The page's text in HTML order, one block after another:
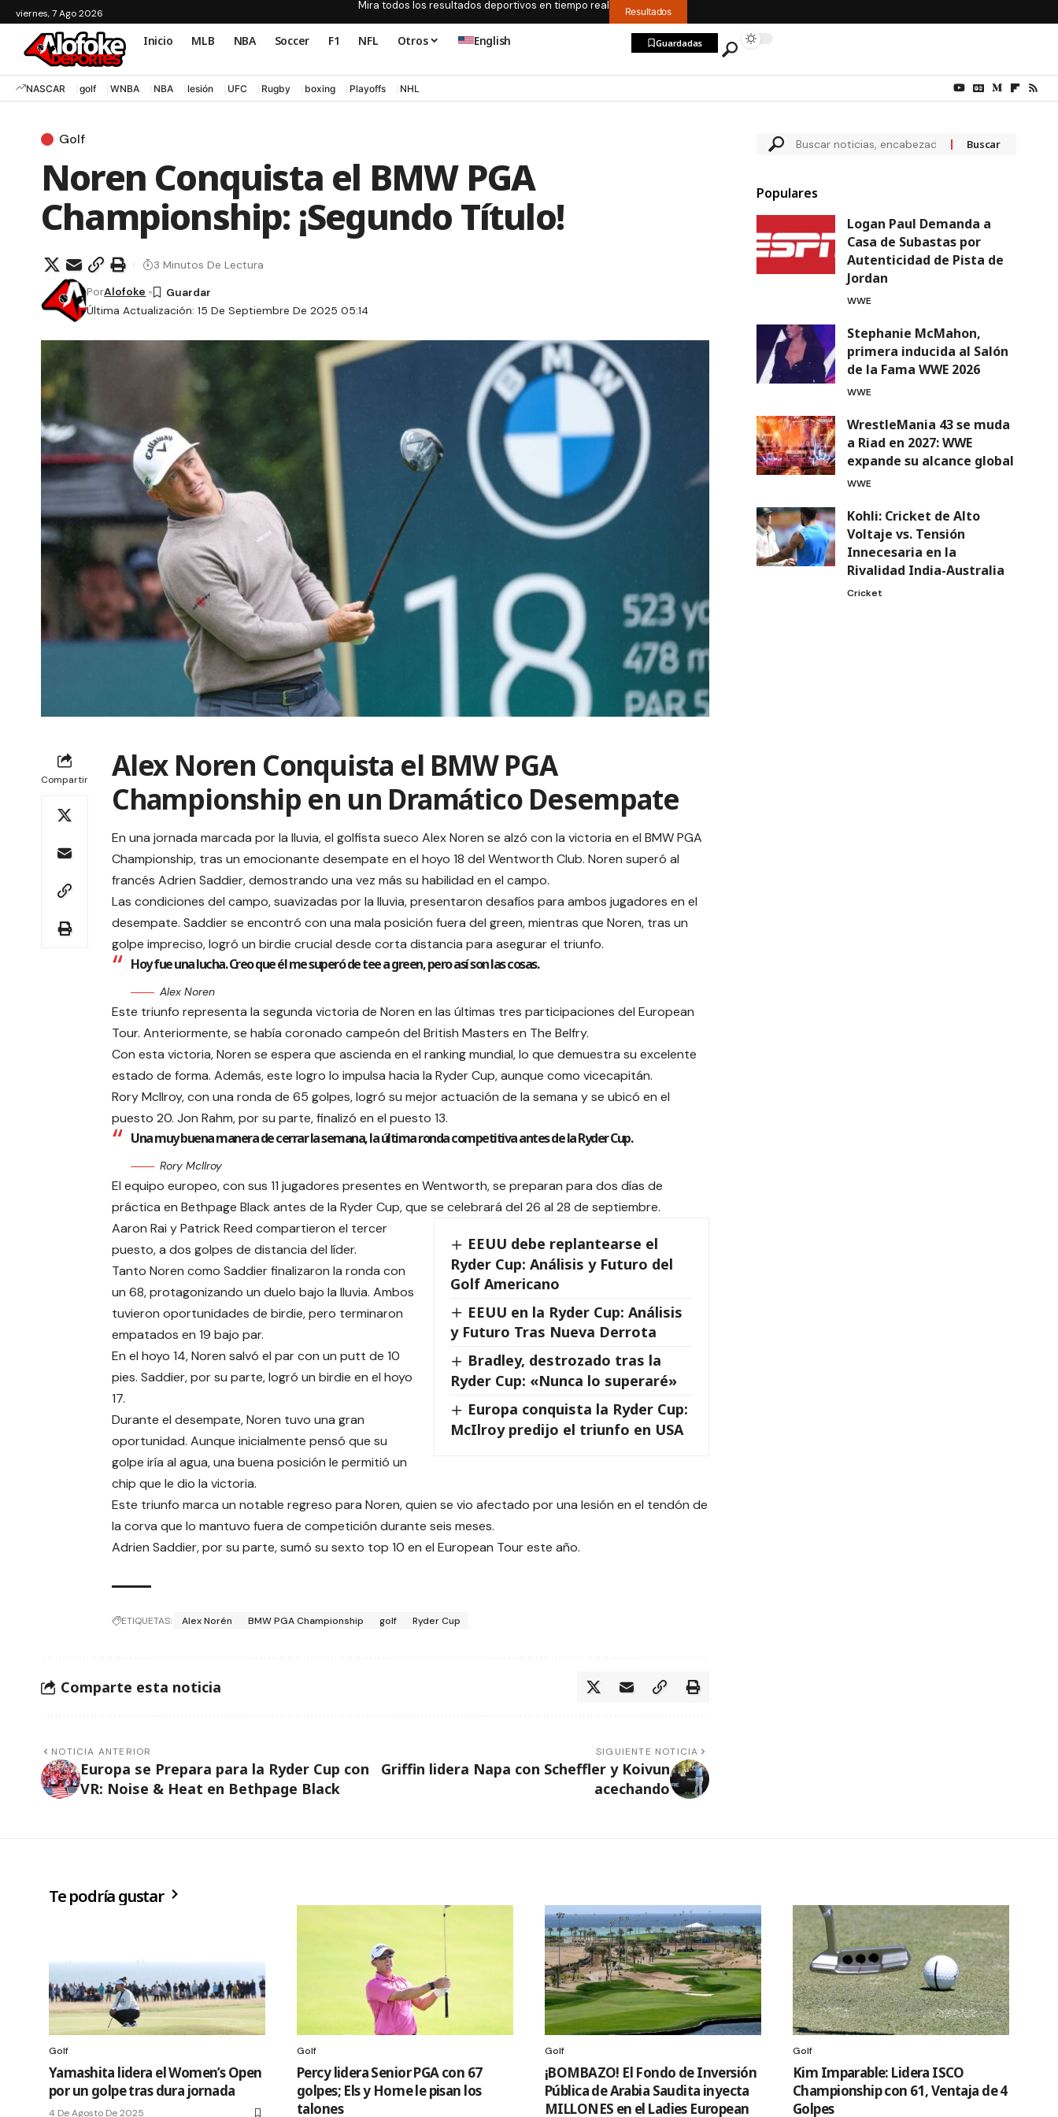
viernes, 7 Ago 2026
Mira todos los resultados deportivos en tiempo real Resultados
Inicio MLB NBA Soccer F1 NFL Otros English Guardadas
NASCAR golf WNBA NBA lesión UFC Rugby boxing Playoffs NHL
Golf
Noren Conquista el BMW PGA
Championship: ¡Segundo Título!
Última Actualización: 15 De Septiembre De 2025 05:14
PorAlofoke
3 Minutos De Lectura
Compartir
Alex Noren Conquista el BMW PGA
Championship en un Dramático Desempate
En una jornada marcada por la lluvia, el golfista sueco Alex Noren se alzó con la victoria en el BMW PGA
Championship, tras un emocionante desempate en el hoyo 18 del Wentworth Club. Noren superó al
francés Adrien Saddier, demostrando una vez más su habilidad en el campo.
Las condiciones del campo, suavizadas por la lluvia, presentaron desafíos para ambos jugadores en el
desempate. Saddier se encontró con una mala posición fuera del green, mientras que Noren, tras un
golpe impreciso, logró un birdie crucial desde corta distancia para asegurar el triunfo.
Hoy fue una lucha. Creo que él me superó de tee a green, pero así son las cosas.
Alex Noren
Este triunfo representa la segunda victoria de Noren en las últimas tres participaciones del European
Tour. Anteriormente, se había coronado campeón del British Masters en The Belfry.
Con esta victoria, Noren se espera que ascienda en el ranking mundial, lo que demuestra su excelente
estado de forma. Además, este logro lo impulsa hacia la Ryder Cup, aunque como vicecapitán.
Rory McIlroy, con una ronda de 65 golpes, logró su mejor actuación de la semana y se ubicó en el
puesto 20. Jon Rahm, por su parte, finalizó en el puesto 13.
Una muy buena manera de cerrar la semana, la última ronda competitiva antes de la Ryder Cup.
Rory McIlroy
El equipo europeo, con sus 11 jugadores presentes en Wentworth, se preparan para dos días de
práctica en Bethpage Black antes de la Ryder Cup, que se celebrará del 26 al 28 de septiembre.
EEUU debe replantearse el
Ryder Cup: Análisis y Futuro del
Golf Americano
EEUU en la Ryder Cup: Análisis
y Futuro Tras Nueva Derrota
Bradley, destrozado tras la
Ryder Cup: «Nunca lo superaré»
Europa conquista la Ryder Cup:
McIlroy predijo el triunfo en USA
Aaron Rai y Patrick Reed compartieron el tercer
puesto, a dos golpes de distancia del líder.
Tanto Noren como Saddier finalizaron la ronda con
un 68, protagonizando un duelo bajo la lluvia. Ambos
tuvieron oportunidades de birdie, pero terminaron
empatados en 19 bajo par.
En el hoyo 14, Noren salvó el par con un putt de 10
pies. Saddier, por su parte, logró un birdie en el hoyo
17.
Durante el desempate, Noren tuvo una gran
oportunidad. Aunque inicialmente pensó que su
golpe iría al agua, una buena posición le permitió un
chip que le dio la victoria.
Este triunfo marca un notable regreso para Noren, quien se vio afectado por una lesión en el tendón de
la corva que lo mantuvo fuera de competición durante seis meses.
Adrien Saddier, por su parte, sumó su sexto top 10 en el European Tour este año.
ETIQUETAS: Alex Norén BMW PGA Championship golf Ryder Cup
Comparte esta noticia
NOTICIA ANTERIOR
Europa se Prepara para la Ryder Cup con
VR: Noise & Heat en Bethpage Black
SIGUIENTE NOTICIA
Griffin lidera Napa con Scheffler y Koivun
acechando
Populares
Logan Paul Demanda a
Casa de Subastas por
Autenticidad de Pista de
Jordan
WWE
Stephanie McMahon,
primera inducida al Salón
de la Fama WWE 2026
WWE
WrestleMania 43 se muda
a Riad en 2027: WWE
expande su alcance global
WWE
Kohli: Cricket de Alto
Voltaje vs. Tensión
Innecesaria en la
Rivalidad India-Australia
Cricket
Te podría gustar
Golf
Yamashita lidera el Women’s Open
por un golpe tras dura jornada
4 De Agosto De 2025
Golf
Percy lidera Senior PGA con 67
golpes; Els y Horne le pisan los
talones
Golf
¡BOMBAZO! El Fondo de Inversión
Pública de Arabia Saudita inyecta
MILLONES en el Ladies European
Golf
Kim Imparable: Lidera ISCO
Championship con 61, Ventaja de 4
Golpes